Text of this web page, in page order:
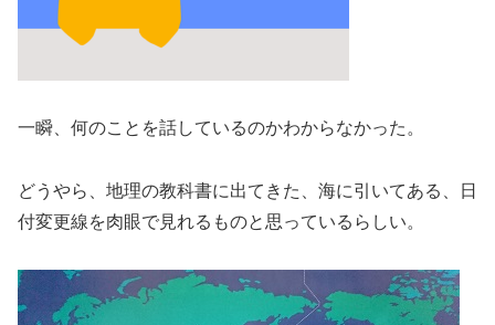
一瞬、何のことを話しているのかわからなかった。
どうやら、地理の教科書に出てきた、海に引いてある、日
付変更線を肉眼で見れるものと思っているらしい。